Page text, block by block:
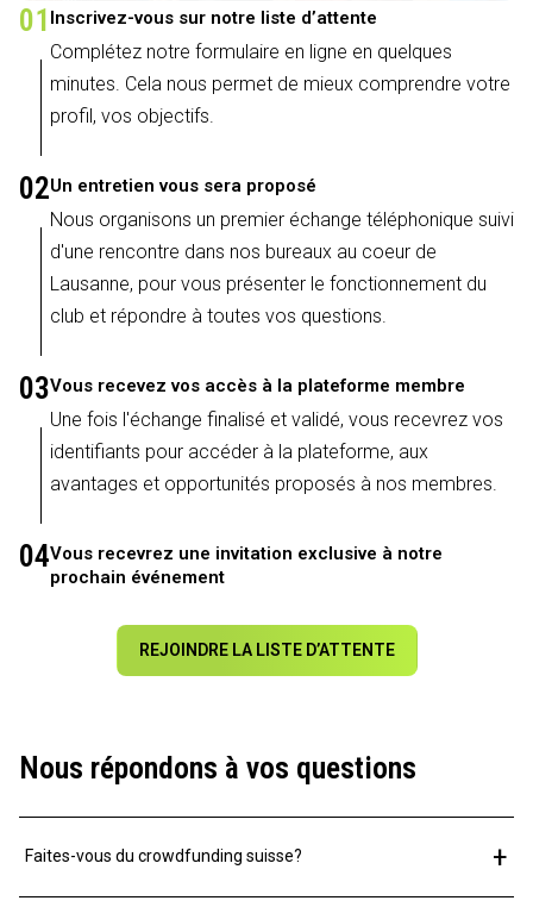
01 Inscrivez-vous sur notre liste d’attente
Complétez notre formulaire en ligne en quelques
minutes. Cela nous permet de mieux comprendre votre
profil, vos objectifs.
02Un entretien vous sera proposé
Nous organisons un premier échange téléphonique suivi
d'une rencontre dans nos bureaux au coeur de
Lausanne, pour vous présenter le fonctionnement du
club et répondre à toutes vos questions.
03Vous recevez vos accès à la plateforme membre
Une fois l'échange finalisé et validé, vous recevrez vos
identifiants pour accéder à la plateforme, aux
avantages et opportunités proposés à nos membres.
04Vous recevrez une invitation exclusive à notre
prochain événement
REJOINDRE LA LISTE D’ATTENTE
Nous répondons à vos questions
Faites-vous du crowdfunding suisse? +